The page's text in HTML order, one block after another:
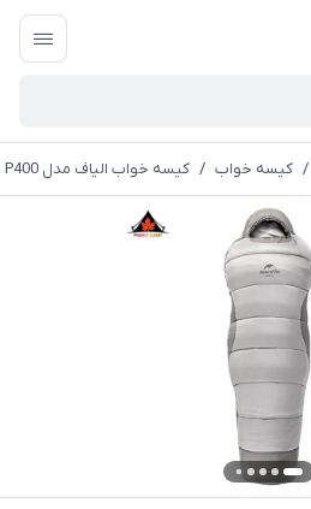
/ کیسه خواب / کیسه خواب الیاف مدل P400 نیچرهایک | NH21MSD03